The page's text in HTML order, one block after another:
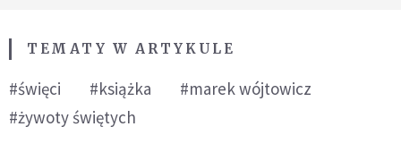
TEMATY W ARTYKULE
#święci #książka
#marek wójtowicz
#żywoty świętych